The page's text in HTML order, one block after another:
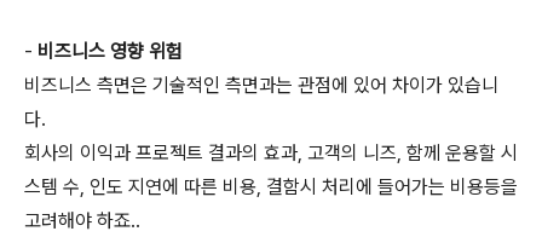
- 비즈니스 영향 위험
비즈니스 측면은 기술적인 측면과는 관점에 있어 차이가 있습니
다.
회사의 이익과 프로젝트 결과의 효과, 고객의 니즈, 함께 운용할 시
스템 수, 인도 지연에 따른 비용, 결함시 처리에 들어가는 비용등을
고려해야 하죠..